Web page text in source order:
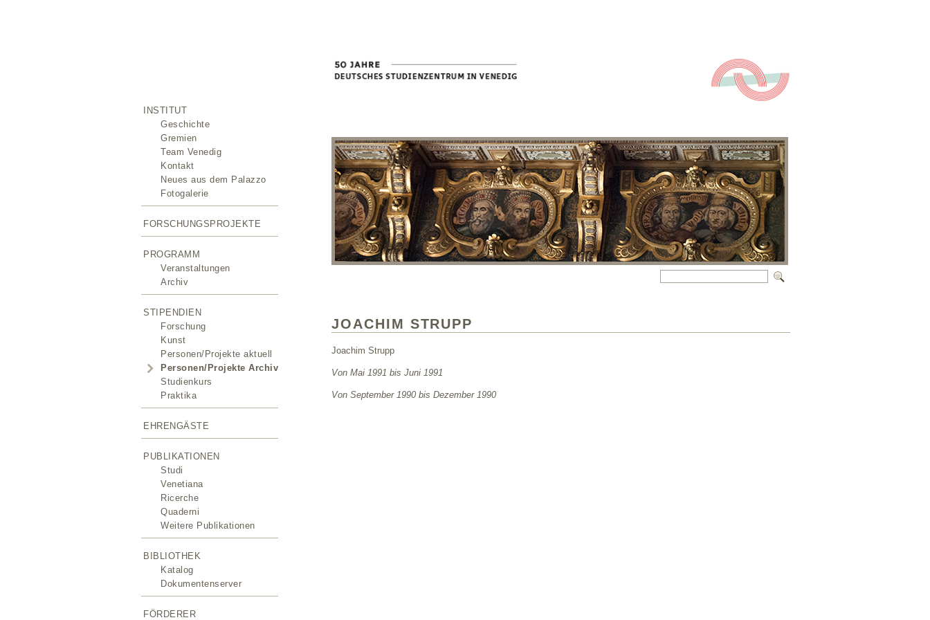
INSTITUT
Geschichte
Gremien
Team Venedig
Kontakt
Neues aus dem Palazzo
Fotogalerie
FORSCHUNGSPROJEKTE
PROGRAMM
Veranstaltungen
Archiv
STIPENDIEN
Forschung
Kunst
Personen/Projekte aktuell
Personen/Projekte Archiv
Studienkurs
Praktika
EHRENGÄSTE
PUBLIKATIONEN
Studi
Venetiana
Ricerche
Quaderni
Weitere Publikationen
BIBLIOTHEK
Katalog
Dokumentenserver
FÖRDERER
JOACHIM STRUPP
Joachim Strupp
Von Mai 1991 bis Juni 1991
Von September 1990 bis Dezember 1990